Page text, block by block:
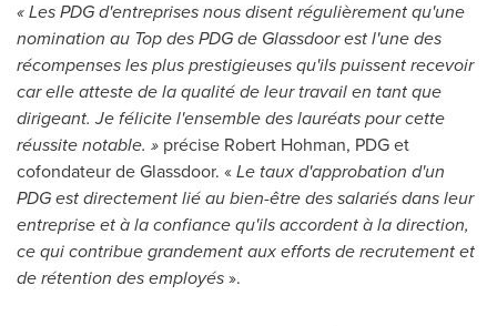
« Les PDG d'entreprises nous disent régulièrement qu'une
nomination au Top des PDG de Glassdoor est l'une des
récompenses les plus prestigieuses qu'ils puissent recevoir
car elle atteste de la qualité de leur travail en tant que
dirigeant. Je félicite l'ensemble des lauréats pour cette
réussite notable. » précise Robert Hohman, PDG et
cofondateur de Glassdoor. «Le taux d'approbation d'un
PDG est directement lié au bien-être des salariés dans leur
entreprise et à la confiance qu'ils accordent à la direction,
ce qui contribue grandement aux efforts de recrutement et
de rétention des employés».